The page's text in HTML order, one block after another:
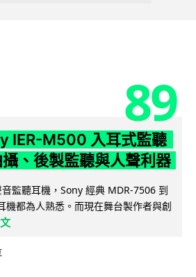
89
IER-M500 入耳式監聽
、後製監聽與人聲利器
監聽耳機，Sony 經典 MDR-7506 到
機都為人熟悉。而現在舞台製作者與創